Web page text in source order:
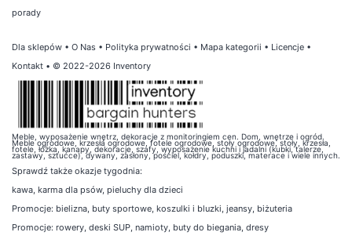
porady
Dla sklepów • O Nas • Polityka prywatności • Mapa kategorii • Licencje •
Kontakt • © 2022-2026 Inventory
Meble, wyposażenie wnętrz, dekoracje z monitoringiem cen. Dom, wnętrze i ogród.
Meble ogrodowe, krzesła ogrodowe, fotele ogrodowe, stoły ogrodowe, stoły, krzesła,
fotele, łóżka, kanapy, dekoracje, szafy, wyposażenie kuchni i jadalni (kubki, talerze,
zastawy, sztućce), dywany, zasłony, pościel, kołdry, poduszki, materace i wiele innych.
Sprawdź także okazje tygodnia:
kawa, karma dla psów, pieluchy dla dzieci
Promocje: bielizna, buty sportowe, koszulki i bluzki, jeansy, biżuteria
Promocje: rowery, deski SUP, namioty, buty do biegania, dresy